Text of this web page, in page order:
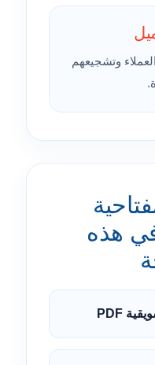
وتشجيعهم
هذه